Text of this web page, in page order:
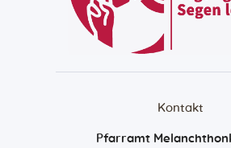
Kontakt
Pfarramt